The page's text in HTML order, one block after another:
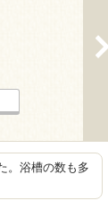
。浴槽の数も多